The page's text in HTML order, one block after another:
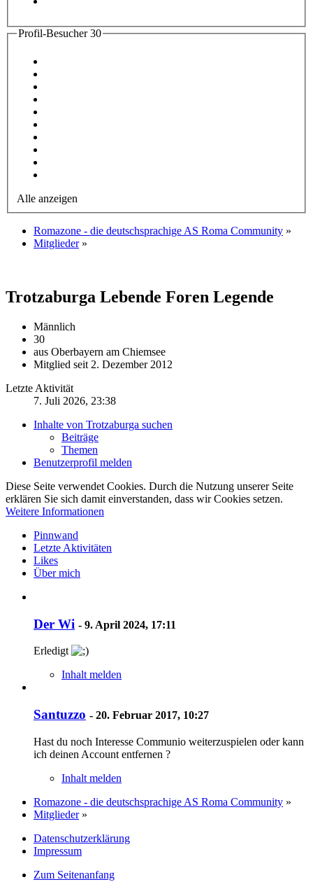
Profil-Besucher30
Alle anzeigen
Romazone - die deutschsprachige AS Roma Community »
Mitglieder »
Trotzaburga Lebende Foren Legende
Männlich
30
aus Oberbayern am Chiemsee
Mitglied seit 2. Dezember 2012
Letzte Aktivität
7. Juli 2026, 23:38
Inhalte von Trotzaburga suchen
Beiträge
Themen
Benutzerprofil melden
Diese Seite verwendet Cookies. Durch die Nutzung unserer Seite
erklären Sie sich damit einverstanden, dass wir Cookies setzen.
Weitere Informationen
Pinnwand
Letzte Aktivitäten
Likes
Über mich
Der Wi - 9. April 2024, 17:11
Erledigt
Inhalt melden
Santuzzo - 20. Februar 2017, 10:27
Hast du noch Interesse Communio weiterzuspielen oder kann
ich deinen Account entfernen ?
Inhalt melden
Romazone - die deutschsprachige AS Roma Community »
Mitglieder »
Datenschutzerklärung
Impressum
Zum Seitenanfang